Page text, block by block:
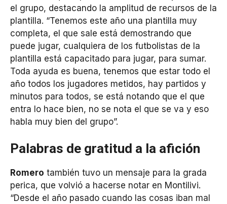
el grupo, destacando la amplitud de recursos de la
plantilla. “Tenemos este año una plantilla muy
completa, el que sale está demostrando que
puede jugar, cualquiera de los futbolistas de la
plantilla está capacitado para jugar, para sumar.
Toda ayuda es buena, tenemos que estar todo el
año todos los jugadores metidos, hay partidos y
minutos para todos, se está notando que el que
entra lo hace bien, no se nota el que se va y eso
habla muy bien del grupo”.
Palabras de gratitud a la afición
Romero también tuvo un mensaje para la grada
perica, que volvió a hacerse notar en Montilivi.
“Desde el año pasado cuando las cosas iban mal